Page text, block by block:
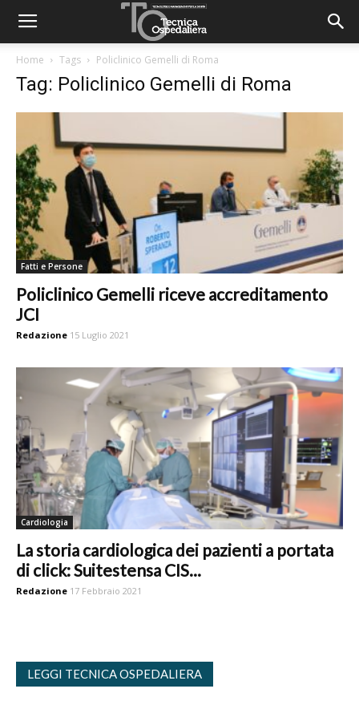
Home Tags Policlinico Gemelli di Roma
Tag: Policlinico Gemelli di Roma
Fatti e Persone
Policlinico Gemelli riceve accreditamento
JCI
Redazione 15 Luglio 2021
Cardiologia
La storia cardiologica dei pazienti a portata
di click: Suitestensa CIS...
Redazione 17 Febbraio 2021
LEGGI TECNICA OSPEDALIERA